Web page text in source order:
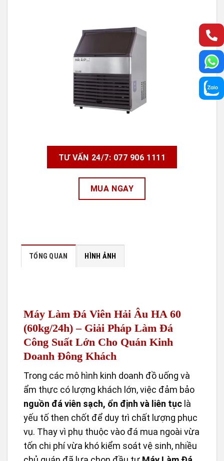
TƯ VẤN 24/7: 077 906 1111
MUA NGAY
TỔNG QUAN HÌNH ẢNH
Máy Làm Đá Viên Hải Âu HA 60
(60kg/24h) – Giải Pháp Làm Đá
Công Suất Lớn Cho Quán Kinh
Doanh Đông Khách
Trong các mô hình kinh doanh đồ uống và
ẩm thực có lượng khách lớn, việc đảm bảo
nguồn đá viên sạch, ổn định và liên tục là
yếu tố then chốt để duy trì chất lượng phục
vụ. Thay vì phụ thuộc vào đá mua ngoài vừa
tốn chi phí vừa khó kiểm soát vệ sinh, nhiều